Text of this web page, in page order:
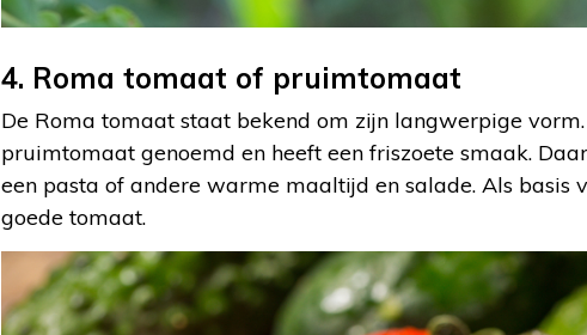
4. Roma tomaat of pruimtomaat
De Roma tomaat staat bekend om zijn langwerpige
pruimtomaat genoemd en heeft een friszoete smaak.
een pasta of andere warme maaltijd en salade. Als basis
goede tomaat.